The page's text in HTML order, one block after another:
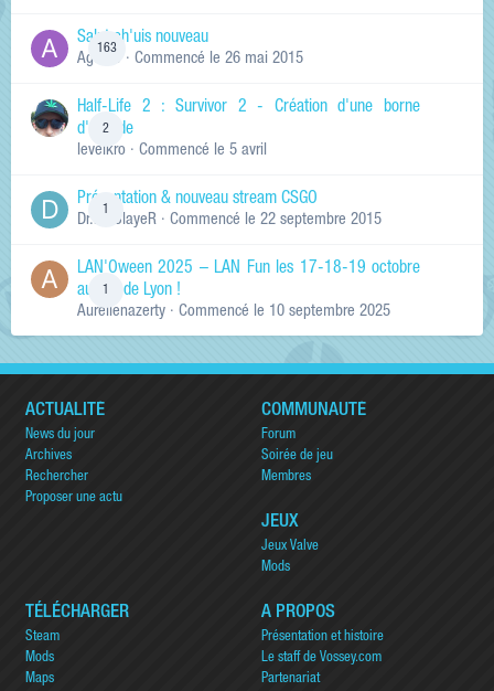
163
Salut ch'uis nouveau
Ag0Nie · Commencé le 26 mai 2015
2
Half-Life 2 : Survivor 2 - Création d'une borne
d'arcade
levelkro · Commencé le 5 avril
Présentation & nouveau stream CSGO
Dr.KinSlayeR · Commencé le 22 septembre 2015
LAN'Oween 2025 – LAN Fun les 17-18-19 octobre
au sud de Lyon !
Aurelienazerty · Commencé le 10 septembre 2025
ACTUALITÉ
News du jour
Archives
Rechercher
Proposer une actu
COMMUNAUTÉ
Forum
Soirée de jeu
Membres
JEUX
Jeux Valve
Mods
TÉLÉCHARGER
Steam
Mods
Maps
A PROPOS
Présentation et histoire
Le staff de Vossey.com
Partenariat